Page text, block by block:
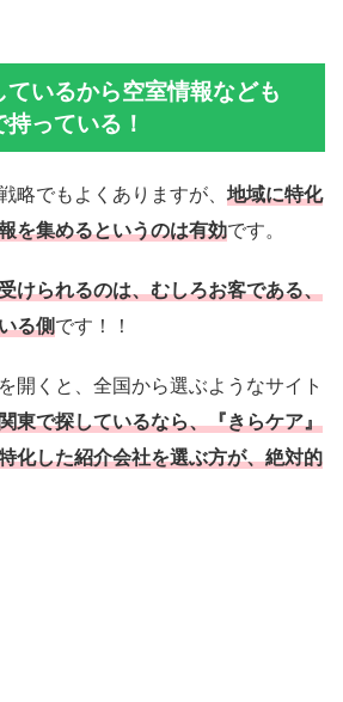
いるから空室情報なども
っている！
略でもよくありますが、 地域に特化
を集めるというのは有効です。
けられるのは、むしろお客である、
る側です！！
開くと、全国から選ぶようなサイト
東で探しているなら、『きらケア』
化した紹介会社を選ぶ方が、絶対的